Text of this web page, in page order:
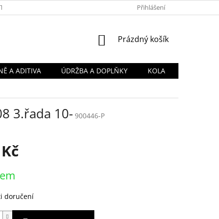
PODMÍNKY OCHRANY OSOBNÍCH
Přihlášení
NÁKUPNÍ
Prázdný košík
A ADITIVA ÚDRŽBA A DOPLŇKY
KOLA
3.řada 10- 900446-P
doručení